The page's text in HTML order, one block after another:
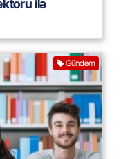
ilə
Gündəm